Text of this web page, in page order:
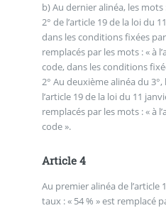
b) Au dernier alinéa, les
2° de l’article 19 de la loi du
dans les conditions fixées
remplacés par les mots : « à
code, dans les conditions
2° Au deuxième alinéa du 3°,
l’article 19 de la loi du 11
remplacés par les mots : « à
code ».
Article 4
Au premier alinéa de l’article
taux : « 54 % » est remplacé